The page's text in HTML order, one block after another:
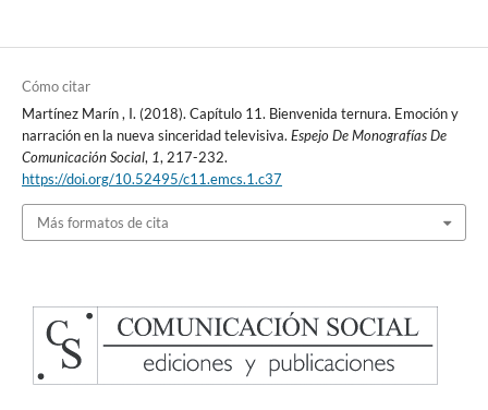
Cómo citar
Martínez Marín , I. (2018). Capítulo 11. Bienvenida ternura. Emoción y
narración en la nueva sinceridad televisiva. Espejo De Monografías De
Comunicación Social, 1, 217-232.
https://doi.org/10.52495/c11.emcs.1.c37
Más formatos de cita